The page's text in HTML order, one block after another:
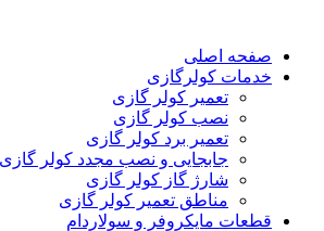
صفحه اصلی
خدمات کولرگازی
تعمیر کولر گازی
نصب کولر گازی
تعمیر برد کولر گازی
جابجایی و نصب مجدد کولر گازی
شارژ گاز کولر گازی
مناطق تعمیر کولر گازی
قطعات مایکروفر و سولاردام